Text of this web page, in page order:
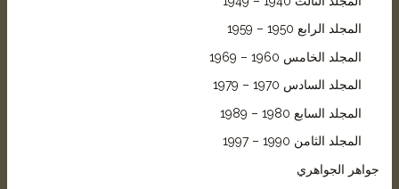
المجلد الرابع 1950 – 1959
المجلد الخامس 1960 – 1969
المجلد السادس 1970 – 1979
المجلد السابع 1980 – 1989
المجلد الثامن 1990 – 1997
جواهر الجواهري